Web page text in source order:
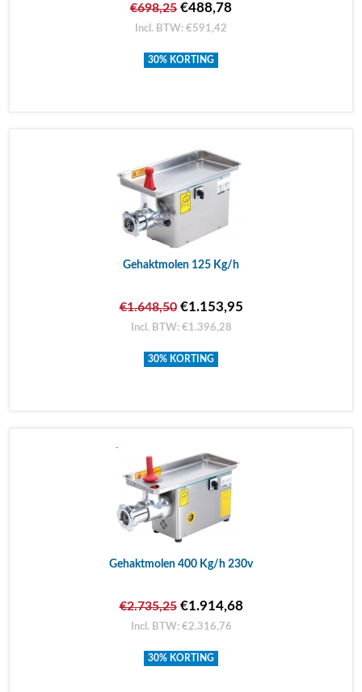
€698,25 €488,78
Incl. BTW: €591,42
30% KORTING
Gehaktmolen 125 Kg/h
€1.648,50€1.153,95
Incl. BTW: €1.396,28
30% KORTING
Gehaktmolen 400 Kg/h 230v
€2.735,25€1.914,68
Incl. BTW: €2.316,76
30% KORTING